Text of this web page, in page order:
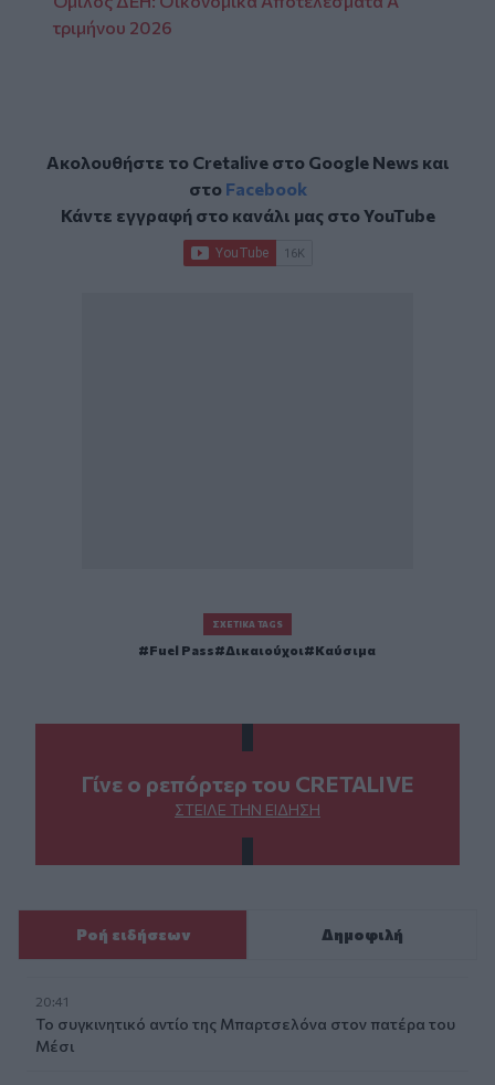
τριμήνου 2026
Ακολουθήστε το Cretalive στο Google Newsκαι
στο Facebook
Κάντε εγγραφή στο κανάλι μας στοYouTube
ΣΧΕΤΙΚΆ TAGS
Fuel Pass Δικαιούχοι Καύσιμα
Γίνε ο ρεπόρτερ του CRETALIVE
ΣΤΕΊΛΕ ΤΗΝ ΕΊΔΗΣΗ
Ροή ειδήσεων Δημοφιλή
20:41
Το συγκινητικό αντίο της Μπαρτσελόνα στον πατέρα του
Μέσι